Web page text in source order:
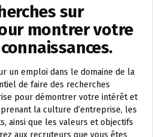
sur
montrer votre
un emploi dans le domaine de la
de faire des recherches
pour démontrer votre intérêt et
la culture d’entreprise, les
ainsi que les valeurs et objectifs
aux recruteurs que vous êtes